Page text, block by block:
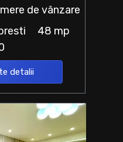
de vânzare
48 mp
detalii